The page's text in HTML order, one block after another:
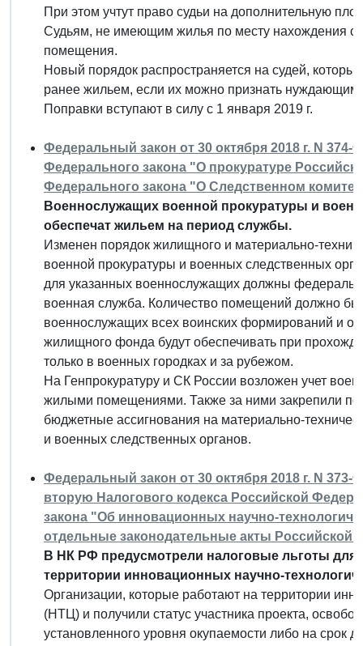
При этом учтут право судьи на дополнительную
Судьям, не имеющим жилья по месту нахождения
помещения.
Новый порядок распространяется на судей,
ранее жильем, если их можно признать
Поправки вступают в силу с 1 января 2019 г.
Федеральный закон от 30 октября 2018 г. N
Федерального закона "О прокуратуре
Федерального закона "О Следственном
Военнослужащих военной прокуратуры и
обеспечат жильем на период службы.
Изменен порядок жилищного и материально-
военной прокуратуры и военных следственных
для указанных военнослужащих должны
военная служба. Количество помещений должно
военнослужащих всех воинских формирований и
жилищного фонда будут обеспечивать при
только в военных городках и за рубежом.
На Генпрокуратуру и СК России возложен учет
жилыми помещениями. Также за ними закрепили
бюджетные ассигнования на материально-
и военных следственных органов.
Федеральный закон от 30 октября 2018 г. N
вторую Налогового кодекса Российской
закона "Об инновационных научно-
отдельные законодательные акты Российской
В НК РФ предусмотрели налоговые льготы для
территории инновационных научно-
Организации, которые работают на территории
(НТЦ) и получили статус участника проекта,
установленного уровня окупаемости либо на срок